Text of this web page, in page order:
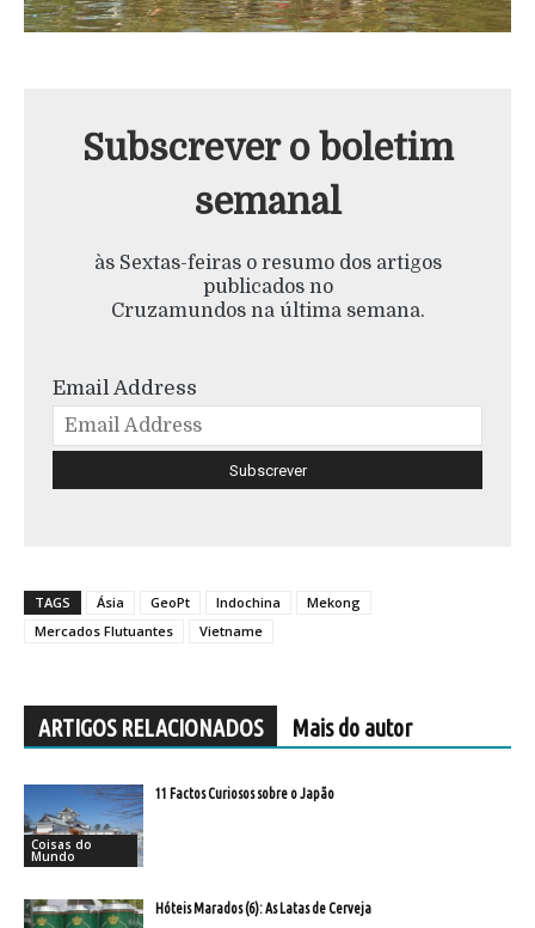
Subscrever o boletim
semanal
às Sextas-feiras o resumo dos artigos
publicados no
Cruzamundos na última semana.
Email Address
TAGS Ásia GeoPt Indochina
Mekong
Mercados Flutuantes
Vietname
ARTIGOS RELACIONADOS Mais do autor
Coisas do
Mundo
11 Factos Curiosos sobre o Japão
Hóteis Marados (6): As Latas de Cerveja